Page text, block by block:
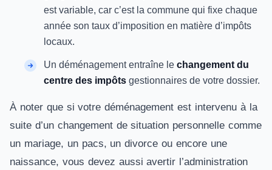
est variable, car c’est la commune qui fixe chaque
année son taux d’imposition en matière d’impôts
locaux.
Un déménagement entraîne le changement du
centre des impôts gestionnaires de votre dossier.
À noter que si votre déménagement est intervenu à la
suite d’un changement de situation personnelle comme
un mariage, un pacs, un divorce ou encore une
naissance, vous devez aussi avertir l’administration